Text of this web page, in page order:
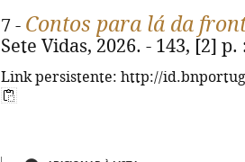
7 - Contos para lá da
Sete Vidas, 2026. - 143, [2]
Link persistente: http://